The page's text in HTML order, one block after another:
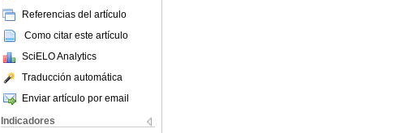
Referencias del artículo
Como citar este artículo
SciELO Analytics
Traducción automática
Enviar artículo por email
Indicadores